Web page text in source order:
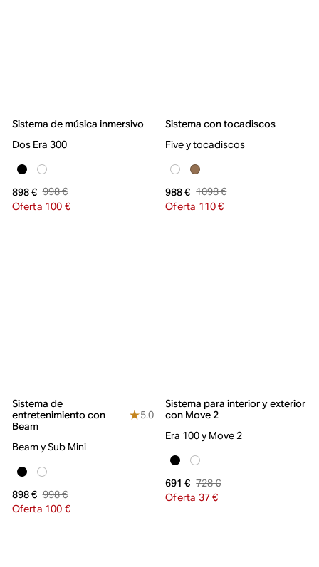
Sistema de música inmersivo
Dos Era 300
898 € 998 €
Oferta 100 €
Sistema con tocadiscos
Five y tocadiscos
988 € 1098 €
Oferta 110 €
Sistema de
entretenimiento con
Beam
5.0
Beam y Sub Mini
898 € 998 €
Oferta 100 €
Sistema para interior y exterior
con Move 2
Era 100 y Move 2
691 € 728 €
Oferta 37 €